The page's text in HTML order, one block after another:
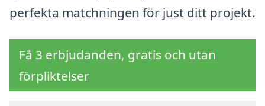
perfekta matchningen för just ditt projekt.
Få 3 erbjudanden, gratis och utan
förpliktelser